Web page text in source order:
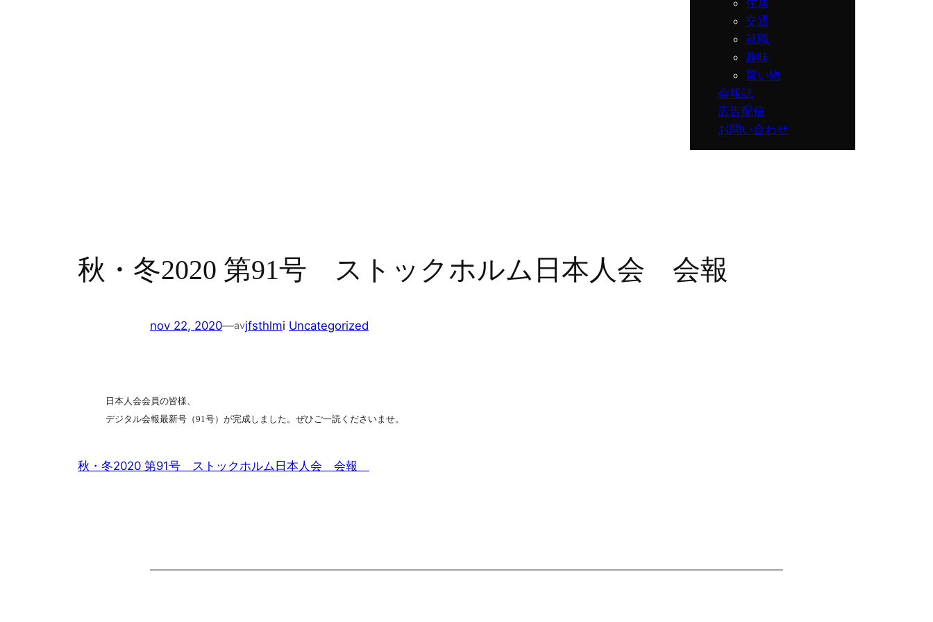
交通
就職
趣味
買い物
会報誌
広告配信
お問い合わせ
秋・冬2020 第91号 ストックホルム日本人会 会報
nov 22, 2020—avjfsthlmi Uncategorized
日本人会会員の皆様、
デジタル会報最新号（91 号）が完成しました。ぜひご一読くださいませ。
秋・冬2020 第91号 ストックホルム日本人会 会報